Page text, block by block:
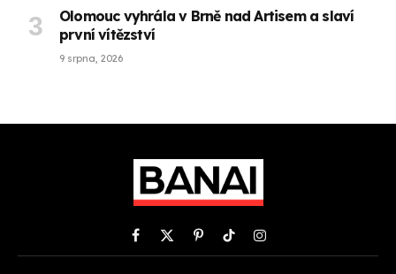
Olomouc vyhrála v Brně nad Artisem a slaví
první vítězství
9 srpna, 2026
Facebook
X
(Twitter)
PinterestTikTokInstagram